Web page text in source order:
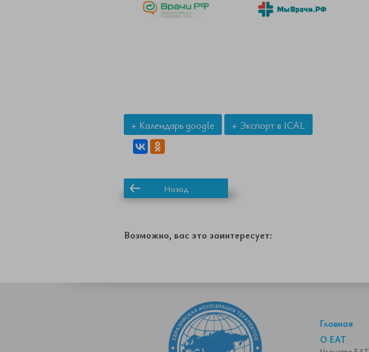
+ Календарь google
+ Экспорт в ICAL
Назад
Возможно, вас это заинтересует:
Главная
О ЕАТ